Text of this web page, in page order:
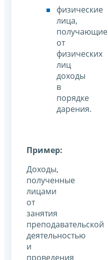
физические
лица,
получающие
от
физических
лиц
доходы
в
порядке
дарения.
Пример:
Доходы,
полученные
лицами
от
занятия
преподавательской
деятельностью
и
проведения